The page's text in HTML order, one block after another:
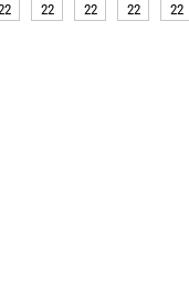
22 22 22 22